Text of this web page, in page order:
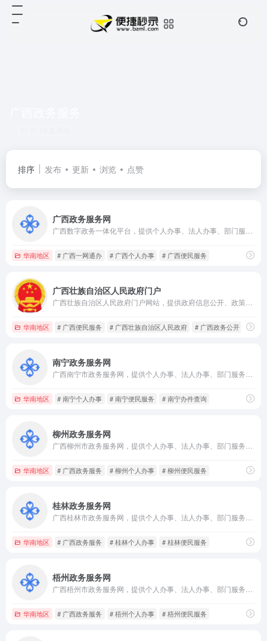
排序 发布 更新 浏览 点赞
广西政务服务网
华南地区 # 广西一网通办 # 广西个人办事 # 广西便民服务
广西壮族自治区人民政府门户
华南地区 # 广西便民服务 # 广西壮族自治区人民政府 # 广西政务公开
南宁政务服务网
华南地区 # 南宁个人办事 # 南宁便民服务 # 南宁办件查询
柳州政务服务网
华南地区 # 广西政务服务 # 柳州个人办事 # 柳州便民服务
桂林政务服务网
华南地区 # 广西政务服务 # 桂林个人办事 # 桂林便民服务
梧州政务服务网
华南地区 # 广西政务服务 # 梧州个人办事 # 梧州便民服务